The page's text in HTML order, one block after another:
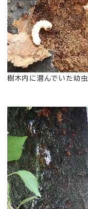
樹木内に潜んでいた幼虫